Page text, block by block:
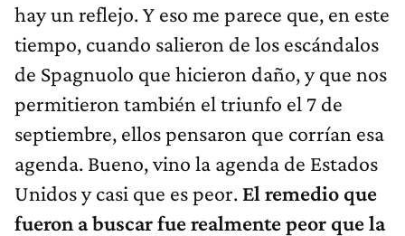
hay un reflejo. Y eso me parece que, en este
tiempo, cuando salieron de los escándalos
de Spagnuolo que hicieron daño, y que nos
permitieron también el triunfo el 7 de
septiembre, ellos pensaron que corrían esa
agenda. Bueno, vino la agenda de Estados
Unidos y casi que es peor. El remedio que
fueron a buscar fue realmente peor que la